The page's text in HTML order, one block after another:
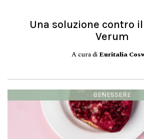
Una soluzione contro
Verum
A cura di Euritalia
BENESSERE